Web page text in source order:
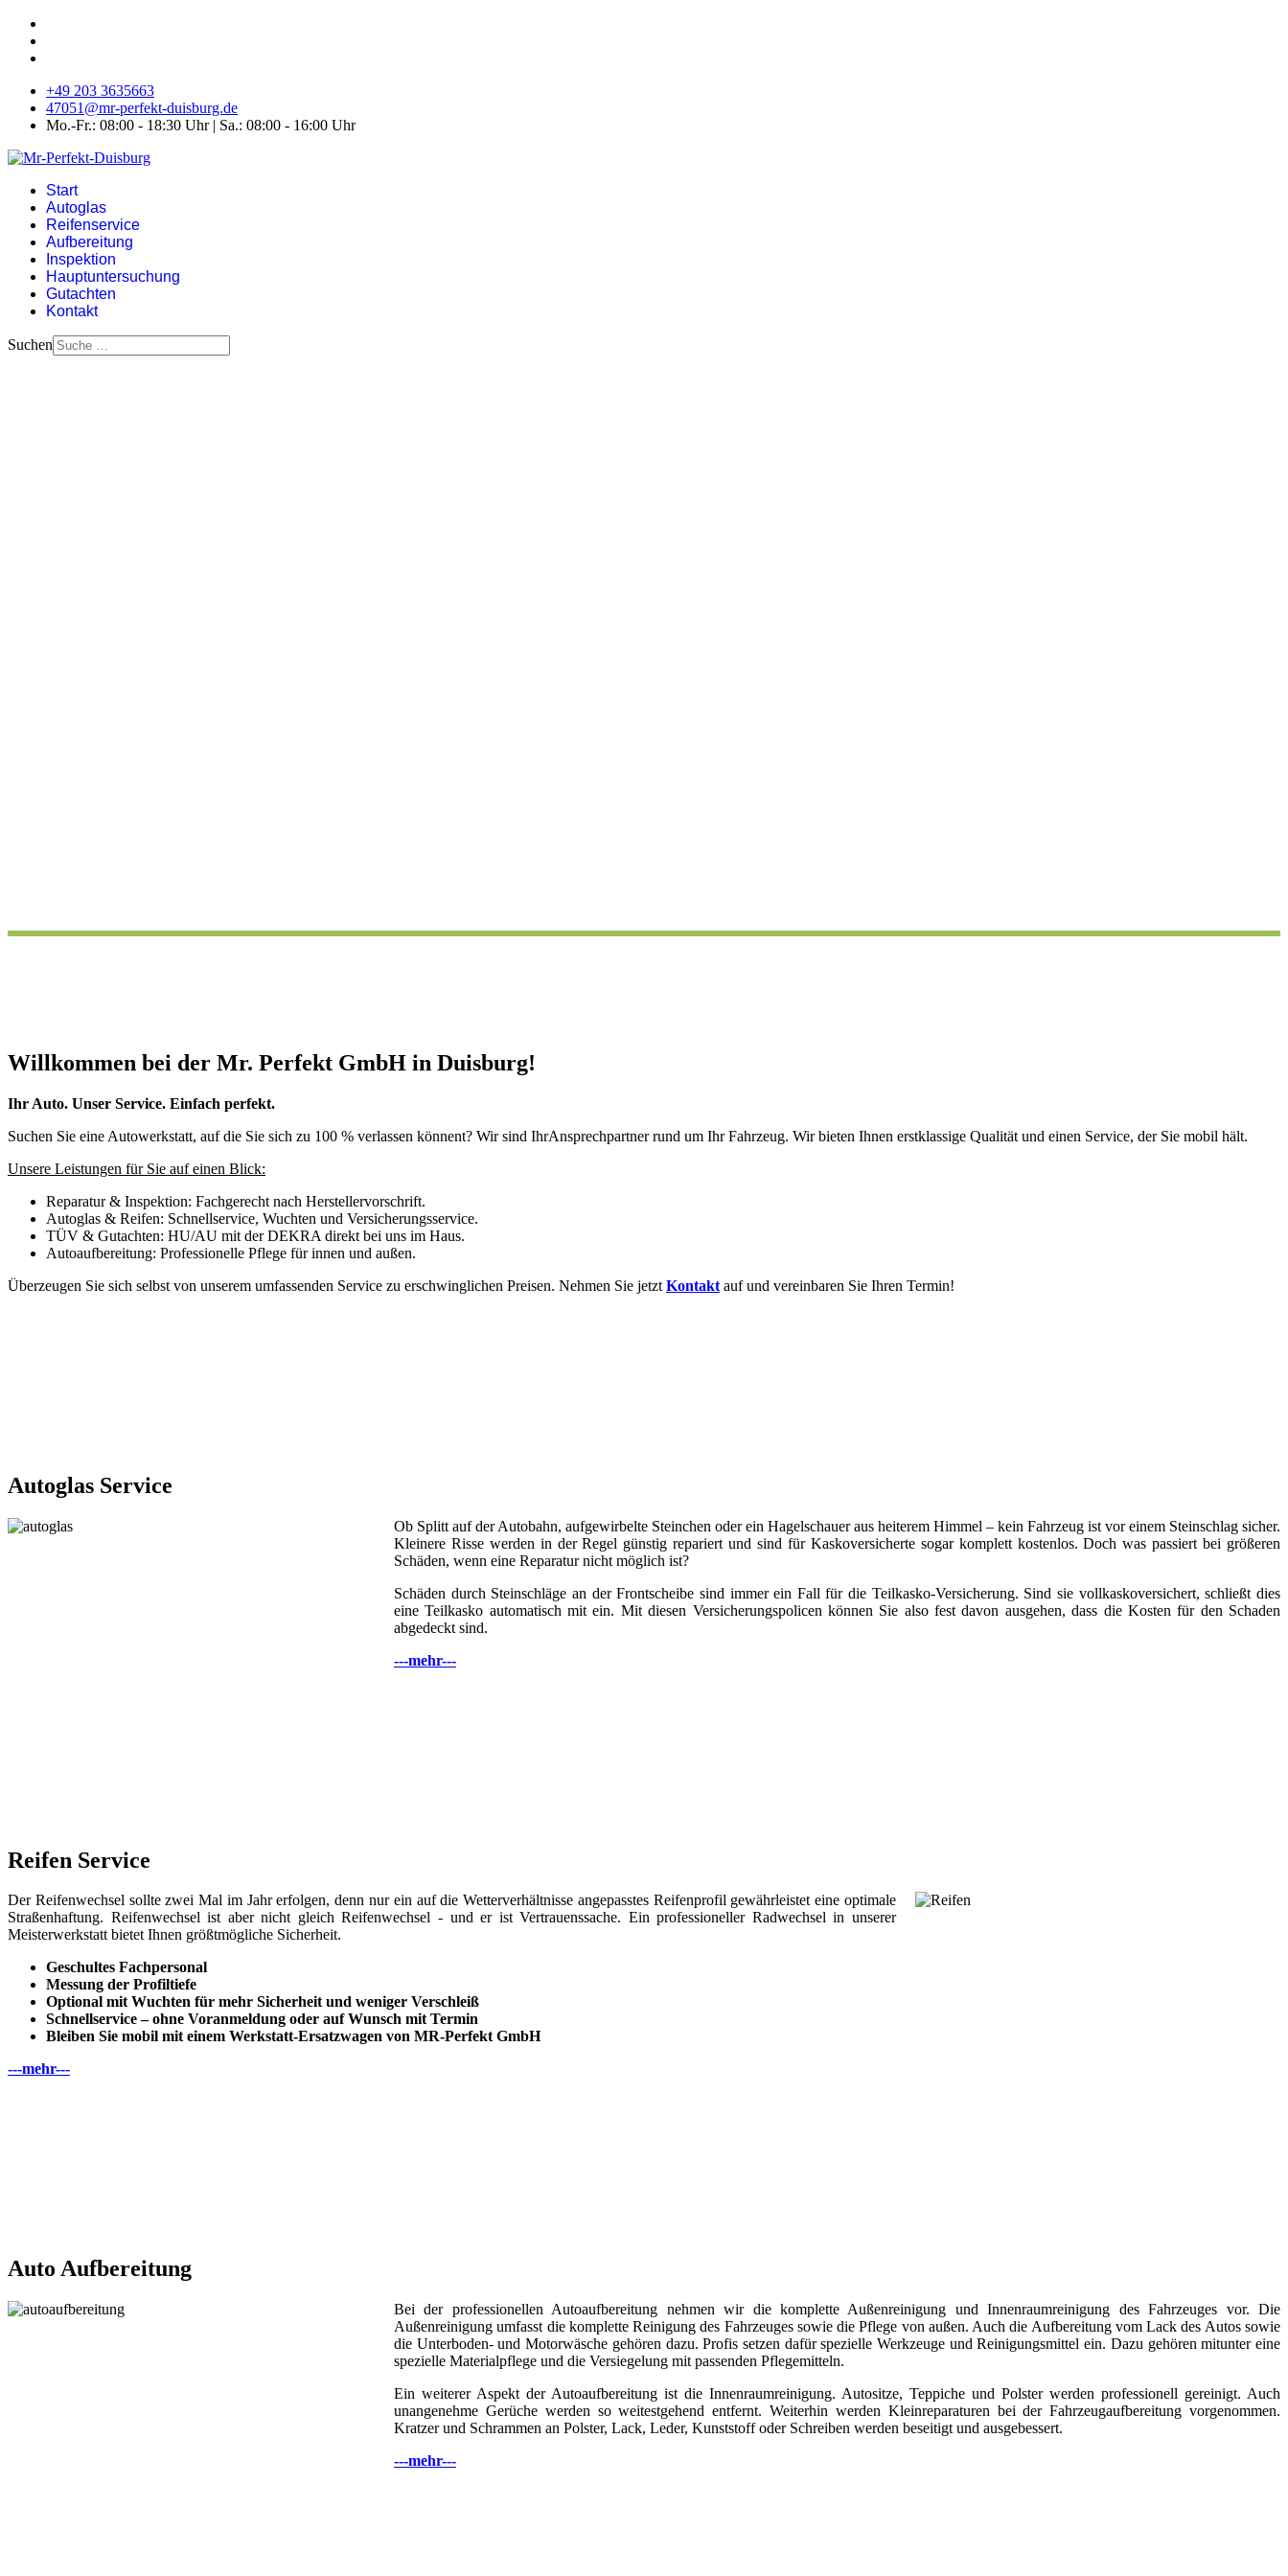
+49 203 3635663
47051@mr-perfekt-duisburg.de
Mo.-Fr.: 08:00 - 18:30 Uhr | Sa.: 08:00 - 16:00 Uhr
Start
Autoglas
Reifenservice
Aufbereitung
Inspektion
Hauptuntersuchung
Gutachten
Kontakt
Suchen
Willkommen bei der Mr. Perfekt GmbH in Duisburg!
Ihr Auto. Unser Service. Einfach perfekt.
Suchen Sie eine Autowerkstatt, auf die Sie sich zu 100 % verlassen könnent? Wir sind IhrAnsprechpartner rund um Ihr Fahrzeug. Wir bieten Ihnen erstklassige Qualität und einen Service, der Sie mobil hält.
Unsere Leistungen für Sie auf einen Blick:
Reparatur & Inspektion: Fachgerecht nach Herstellervorschrift.
Autoglas & Reifen: Schnellservice, Wuchten und Versicherungsservice.
TÜV & Gutachten: HU/AU mit der DEKRA direkt bei uns im Haus.
Autoaufbereitung: Professionelle Pflege für innen und außen.
Überzeugen Sie sich selbst von unserem umfassenden Service zu erschwinglichen Preisen. Nehmen Sie jetzt Kontakt auf und vereinbaren Sie Ihren Termin!
Autoglas Service
Ob Splitt auf der Autobahn, aufgewirbelte Steinchen oder ein Hagelschauer aus heiterem Himmel – kein Fahrzeug ist vor einem Steinschlag sicher.
Kleinere Risse werden in der Regel günstig repariert und sind für Kaskoversicherte sogar komplett kostenlos. Doch was passiert bei größeren
Schäden, wenn eine Reparatur nicht möglich ist?
Schäden durch Steinschläge an der Frontscheibe sind immer ein Fall für die Teilkasko-Versicherung. Sind sie vollkaskoversichert, schließt dies
eine Teilkasko automatisch mit ein. Mit diesen Versicherungspolicen können Sie also fest davon ausgehen, dass die Kosten für den Schaden
abgedeckt sind.
---mehr---
Reifen Service
Der Reifenwechsel sollte zwei Mal im Jahr erfolgen, denn nur ein auf die Wetterverhältnisse angepasstes Reifenprofil gewährleistet eine optimale
Straßenhaftung. Reifenwechsel ist aber nicht gleich Reifenwechsel - und er ist Vertrauenssache. Ein professioneller Radwechsel in unserer
Meisterwerkstatt bietet Ihnen größtmögliche Sicherheit.
Geschultes Fachpersonal
Messung der Profiltiefe
Optional mit Wuchten für mehr Sicherheit und weniger Verschleiß
Schnellservice – ohne Voranmeldung oder auf Wunsch mit Termin
Bleiben Sie mobil mit einem Werkstatt-Ersatzwagen von MR-Perfekt GmbH
---mehr---
Auto Aufbereitung
Bei der professionellen Autoaufbereitung nehmen wir die komplette Außenreinigung und Innenraumreinigung des Fahrzeuges vor. Die
Außenreinigung umfasst die komplette Reinigung des Fahrzeuges sowie die Pflege von außen. Auch die Aufbereitung vom Lack des Autos sowie
die Unterboden- und Motorwäsche gehören dazu. Profis setzen dafür spezielle Werkzeuge und Reinigungsmittel ein. Dazu gehören mitunter eine
spezielle Materialpflege und die Versiegelung mit passenden Pflegemitteln.
Ein weiterer Aspekt der Autoaufbereitung ist die Innenraumreinigung. Autositze, Teppiche und Polster werden professionell gereinigt. Auch
unangenehme Gerüche werden so weitestgehend entfernt. Weiterhin werden Kleinreparaturen bei der Fahrzeugaufbereitung vorgenommen.
Kratzer und Schrammen an Polster, Lack, Leder, Kunststoff oder Schreiben werden beseitigt und ausgebessert.
---mehr---